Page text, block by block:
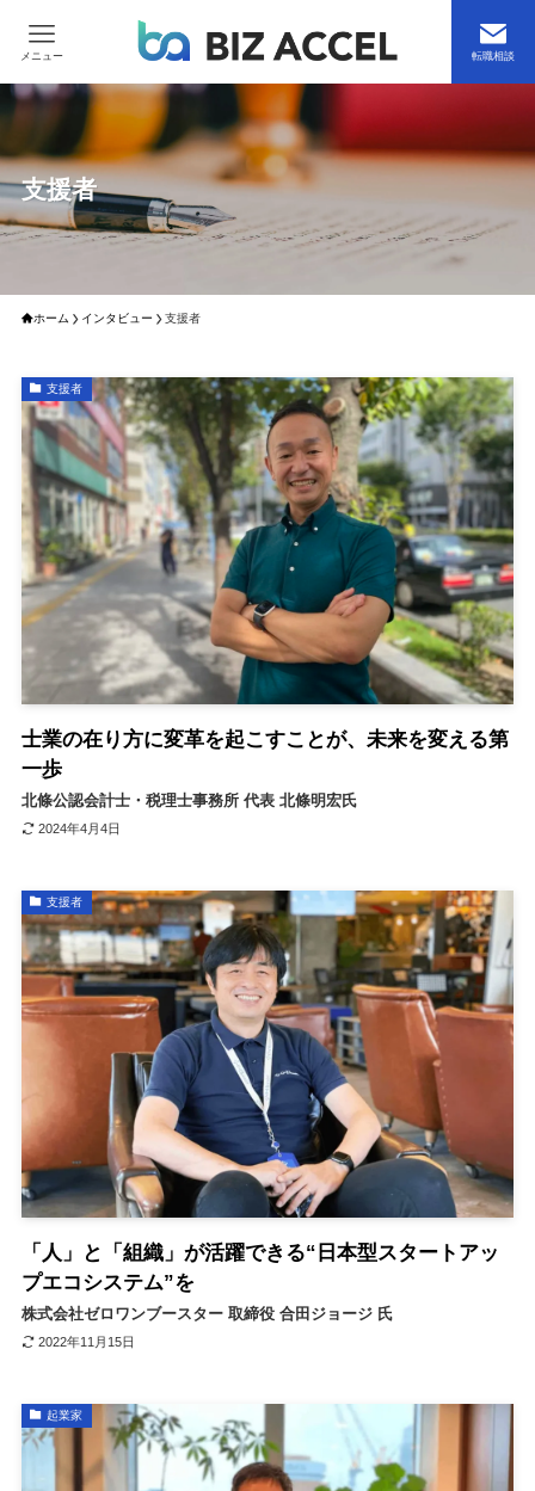
転職相談
メニュー
支援者
ホーム インタビュー 支援者
支援者
士業の在り方に変革を起こすことが、未来を変える第
一歩
北條公認会計士・税理士事務所 代表 北條明宏氏
2024年4月4日
支援者
「人」と「組織」が活躍できる“日本型スタートアッ
プエコシステム”を
株式会社ゼロワンブースター 取締役 合田ジョージ 氏
2022年11月15日
起業家